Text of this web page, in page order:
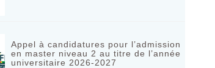
Appel à candidatures pour l’admission
en master niveau 2 au titre de l’année
universitaire 2026-2027